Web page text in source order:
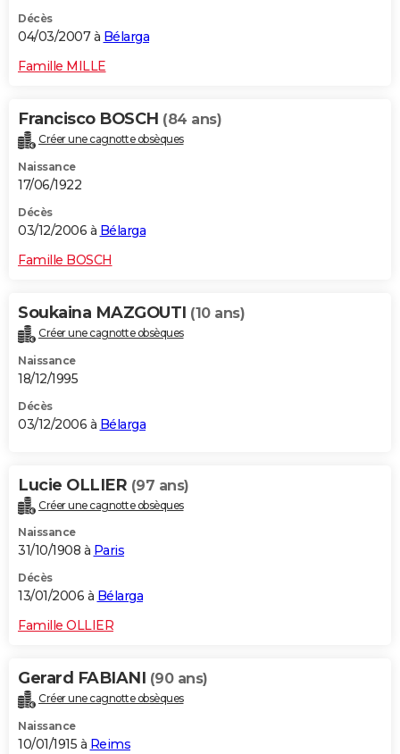
Décès
04/03/2007 à Bélarga
Famille MILLE
Francisco BOSCH (84 ans)
Créer une cagnotte obsèques
Naissance
17/06/1922
Décès
03/12/2006 à Bélarga
Famille BOSCH
Soukaina MAZGOUTI (10 ans)
Créer une cagnotte obsèques
Naissance
18/12/1995
Décès
03/12/2006 à Bélarga
Lucie OLLIER (97 ans)
Créer une cagnotte obsèques
Naissance
31/10/1908 à Paris
Décès
13/01/2006 à Bélarga
Famille OLLIER
Gerard FABIANI (90 ans)
Créer une cagnotte obsèques
Naissance
10/01/1915 à Reims